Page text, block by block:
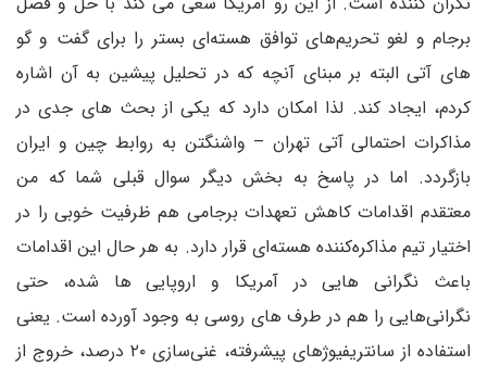
برجام و لغو تحریم‌های توافق هسته‌ای بستر را برای گفت و گو
های آتی البته بر مبنای آنچه که در تحلیل پیشین به آن اشاره
کردم، ایجاد کند. لذا امکان دارد که یکی از بحث های جدی در
مذاکرات احتمالی آتی تهران – واشنگتن به روابط چین و ایران
بازگردد. اما در پاسخ به بخش دیگر سوال قبلی شما که من
معتقدم اقدامات کاهش تعهدات برجامی هم ظرفیت خوبی را در
اختیار تیم مذاکره‌کننده هسته‌ای قرار دارد. به هر حال این اقدامات
باعث نگرانی هایی در آمریکا و اروپایی ها شده، حتی
نگرانی‌هایی را هم در طرف های روسی به وجود آورده است. یعنی
استفاده از سانتریفیوژهای پیشرفته، غنی‌سازی ۲۰ درصد، خروج از